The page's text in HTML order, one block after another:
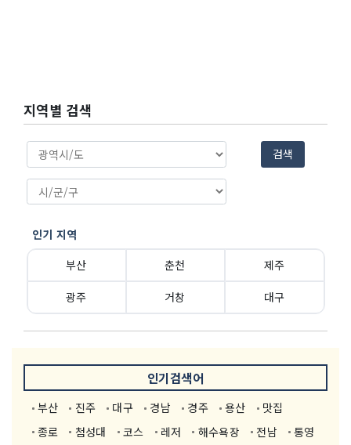
지역별 검색
검색
인기 지역
부산
춘천 제주
광주 거창 대구
인기검색어
부산 진주 대구 경남 경주 용산
맛집
종로
첨성대 코스 레저 해수욕장 전남
통영